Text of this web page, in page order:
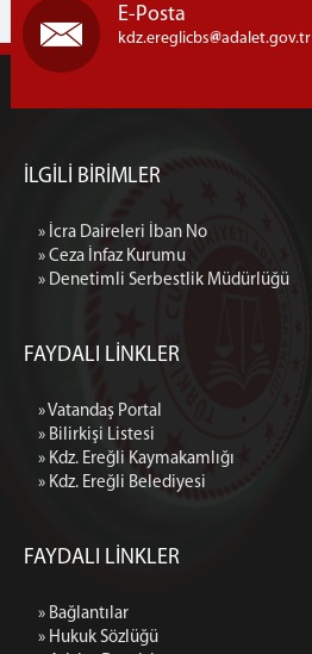
E-Posta
kdz.ereglicbs adalet.gov.tr
İLGİLİ BİRİMLER
» İcra Daireleri İban No
» Ceza İnfaz Kurumu
» Denetimli Serbestlik Müdürlüğü
FAYDALI LİNKLER
» Vatandaş Portal
» Bilirkişi Listesi
» Kdz. Ereğli Kaymakamlığı
» Kdz. Ereğli Belediyesi
FAYDALI LİNKLER
» Bağlantılar
» Hukuk Sözlüğü